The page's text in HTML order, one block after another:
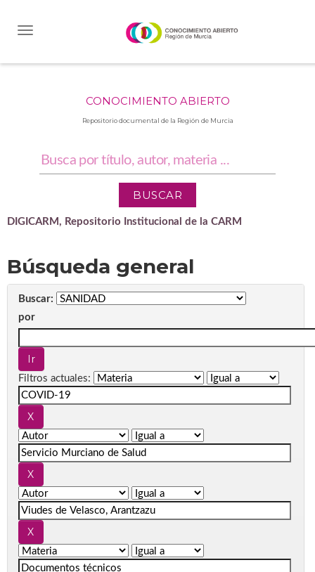
CONOCIMIENTO ABIERTO
Repositorio documental de la Región de Murcia
DIGICARM, Repositorio Institucional de la CARM
Búsqueda general
Buscar:
por
Filtros actuales: